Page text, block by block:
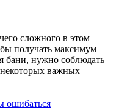
сложного в этом
получать максимум
бани, нужно соблюдать
важных